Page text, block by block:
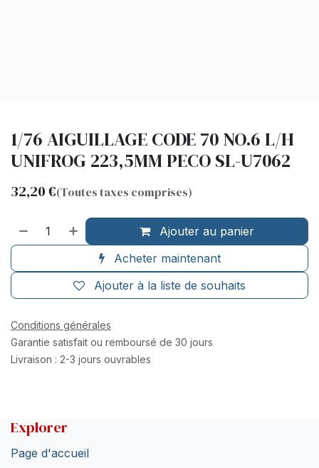
1/76 AIGUILLAGE CODE 70 NO.6 L/H
UNIFROG 223,5MM PECO SL-U7062
32,20€(Toutes taxes comprises)
Ajouter au panier
Acheter maintenant
Ajouter à la liste de souhaits
Conditions générales
Garantie satisfait ou remboursé de 30 jours
Livraison : 2-3 jours ouvrables
Explorer
Page d'accueil